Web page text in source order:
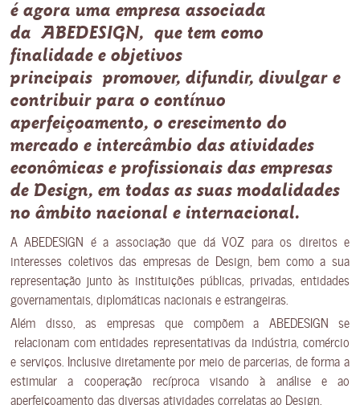
é agora uma empresa associada
daABEDESIGN, que tem como
finalidade e objetivos
principais promover, difundir, divulgar e
contribuir para o contínuo
aperfeiçoamento, o crescimento do
mercado e intercâmbio das atividades
econômicas e profissionais das empresas
de Design, em todas as suas modalidades
no âmbito nacional e internacional.
A ABEDESIGN é a associação que dá VOZ para os direitos e
interesses coletivos das empresas de Design, bem como a sua
representação junto às instituições públicas, privadas, entidades
governamentais, diplomáticas nacionais e estrangeiras.
Além disso, as empresas que compõem a ABEDESIGN se
relacionam com entidades representativas da indústria, comércio
e serviços. Inclusive diretamente por meio de parcerias, de forma a
estimular a cooperação recíproca visando à análise e ao
aperfeiçoamento das diversas atividades correlatas ao Design.